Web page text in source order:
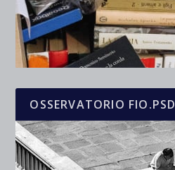
OSSERVATORIO FIO.PSD